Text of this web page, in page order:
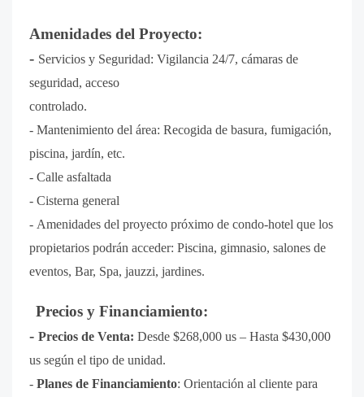
Amenidades del Proyecto:
- Servicios y Seguridad: Vigilancia 24/7, cámaras de
seguridad, acceso
controlado.
- Mantenimiento del área: Recogida de basura, fumigación,
piscina, jardín, etc.
- Calle asfaltada
- Cisterna general
- Amenidades del proyecto próximo de condo-hotel que los
propietarios podrán acceder: Piscina, gimnasio, salones de
eventos, Bar, Spa, jauzzi, jardines.
Precios y Financiamiento:
- Precios de Venta: Desde $268,000 us – Hasta $430,000
us según el tipo de unidad.
- Planes de Financiamiento: Orientación al cliente para